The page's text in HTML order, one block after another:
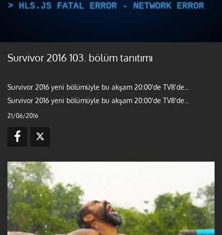
HLS.JS FATAL ERROR - NETWORK ERROR
Survivor 2016 103. bölüm tanıtımı
Survivor 2016 yeni bölümüyle bu akşam 20:00'de TV8'de...
Survivor 2016 yeni bölümüyle bu akşam 20:00'de TV8'de...
21/06/2016